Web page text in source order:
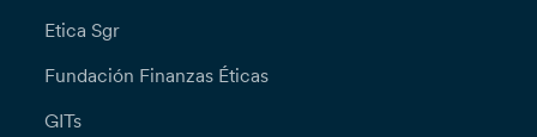
Etica Sgr
Fundación Finanzas Éticas
GITs